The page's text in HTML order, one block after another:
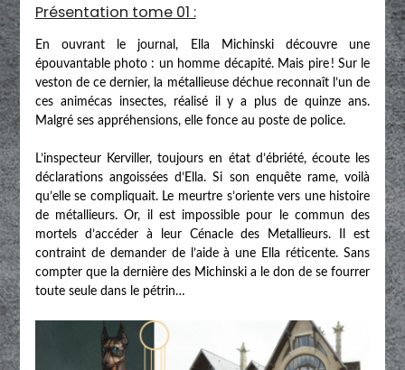
Présentation tome 01 :
En ouvrant le journal, Ella Michinski découvre une
épouvantable photo : un homme décapité. Mais pire ! Sur le
veston de ce dernier, la métallieuse déchue reconnaît l’un de
ces animécas insectes, réalisé il y a plus de quinze ans.
Malgré ses appréhensions, elle fonce au poste de police.
L’inspecteur Kerviller, toujours en état d’ébriété, écoute les
déclarations angoissées d’Ella. Si son enquête rame, voilà
qu’elle se compliquait. Le meurtre s’oriente vers une histoire
de métallieurs. Or, il est impossible pour le commun des
mortels d’accéder à leur Cénacle des Metallieurs. Il est
contraint de demander de l’aide à une Ella réticente. Sans
compter que la dernière des Michinski a le don de se fourrer
toute seule dans le pétrin…